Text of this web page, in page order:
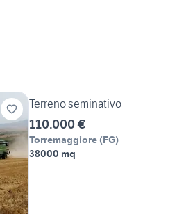
Terreno seminativo
110.000 €
Torremaggiore (FG)
38000 mq